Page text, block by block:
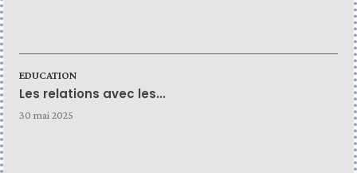
EDUCATION
Les relations avec les...
30 mai 2025